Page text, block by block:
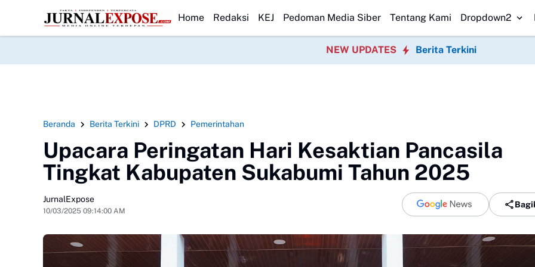
HEADLINE
Ajak Warga Peduli PesisirDanlanal Dumai Pimpin Bakti Sosial Bersihkan Pantai Nelayan PMBB Minta Klarifikasi Aktivitas Pengisian BBM
Home Redaksi KEJ Pedoman Media Siber Tentang Kami Dropdown2
NEW UPDATES Berita Terkini
Beranda Berita Terkini DPRD Pemerintahan
Upacara Peringatan Hari Kesaktian Pancasila
Tingkat Kabupaten Sukabumi Tahun 2025
JurnalExpose
10/03/2025 09:14:00 AM